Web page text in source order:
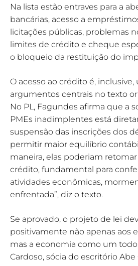
Na lista estão entraves para a
bancárias, acesso a
licitações públicas, problemas
limites de crédito e cheque
o bloqueio da restituição do
O acesso ao crédito é, inclusive,
argumentos centrais no texto
No PL, Fagundes afirma que a
PMEs inadimplentes está
suspensão das inscrições dos
permitir maior equilíbrio
maneira, elas poderiam retomar
crédito, fundamental para
atividades econômicas,
enfrentada”, diz o texto.
Se aprovado, o projeto de lei
positivamente não apenas aos
mas a economia como um
Cardoso, sócia do escritório Abe